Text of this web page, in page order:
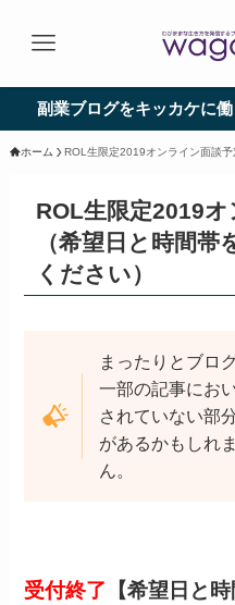
副業ブログをキッカケに
ホーム ROL生限定2019オンライン面談
ROL生限定2019
（希望日と時間
ください）
まったりとブロ
一部の記事にお
されていない部
があるかもしれ
ん。
受付終了 【希望日と